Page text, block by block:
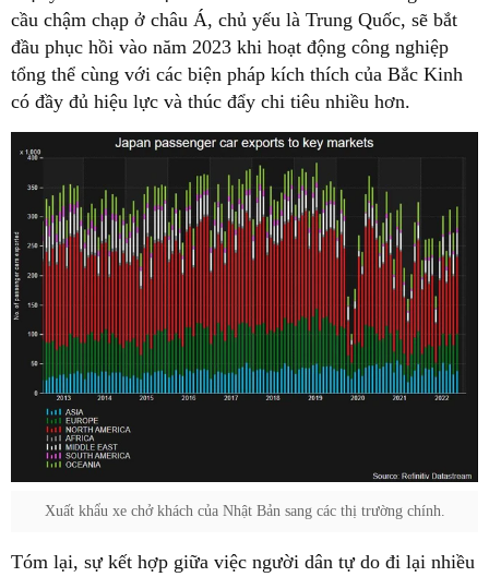
cầu chậm chạp ở châu Á, chủ yếu là Trung Quốc, sẽ bắt
đầu phục hồi vào năm 2023 khi hoạt động công nghiệp
tổng thể cùng với các biện pháp kích thích của Bắc Kinh
có đầy đủ hiệu lực và thúc đẩy chi tiêu nhiều hơn.
Xuất khẩu xe chở khách của Nhật Bản sang các thị trường chính.
Tóm lại, sự kết hợp giữa việc người dân tự do đi lại nhiều